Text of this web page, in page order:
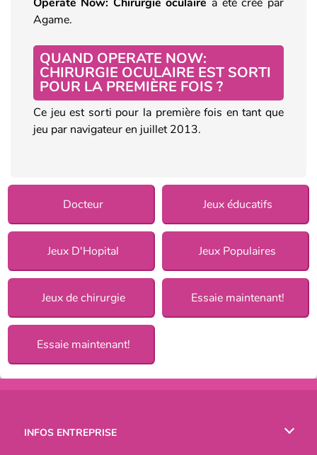
Agame.
QUAND OPERATE NOW:
CHIRURGIE OCULAIRE EST SORTI
POUR LA PREMIÈRE FOIS ?
Ce jeu est sorti pour la première fois en tant que
jeu par navigateur en juillet 2013.
Docteur Jeux éducatifs
Jeux D'Hopital Jeux Populaires
Jeux de chirurgie Essaie maintenant!
Essaie maintenant!
INFOS ENTREPRISE